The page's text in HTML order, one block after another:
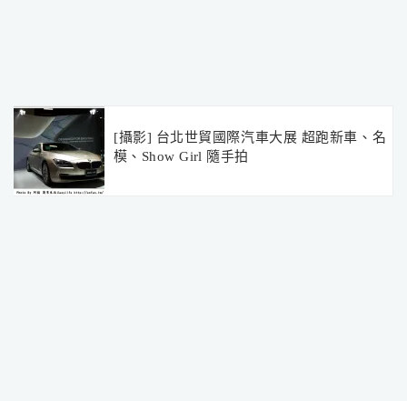
[攝影] 台北世貿國際汽車大展 超跑新車、名
模、Show Girl 隨手拍